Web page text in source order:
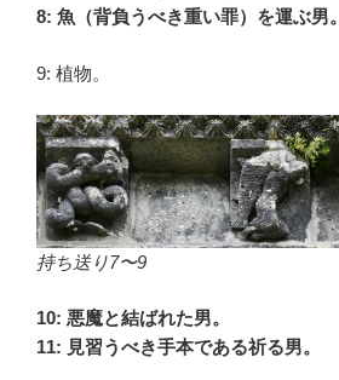
8: 魚（背負うべき重い罪）を運ぶ男。
9: 植物。
持ち送り7〜9
10: 悪魔と結ばれた男。
11: 見習うべき手本である祈る男。